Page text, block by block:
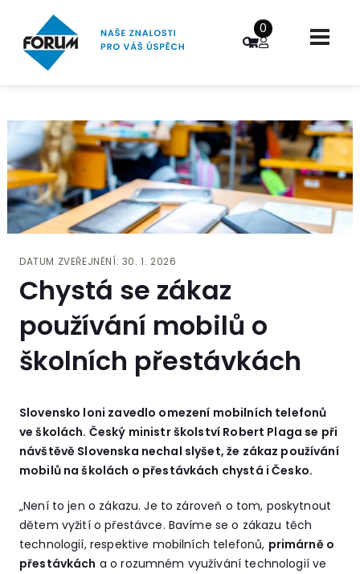
0
DATUM ZVEŘEJNĚNÍ: 30. 1. 2026
Chystá se zákaz
používání mobilů o
školních přestávkách
Slovensko loni zavedlo omezení mobilních telefonů
ve školách. Český ministr školství Robert Plaga se při
návštěvě Slovenska nechal slyšet, že zákaz používání
mobilů na školách o přestávkách chystá i Česko.
„Není to jen o zákazu. Je to zároveň o tom, poskytnout
dětem vyžití o přestávce. Bavíme se o zákazu těch
technologií, respektive mobilních telefonů, primárně o
přestávkách a o rozumném využívání technologií ve